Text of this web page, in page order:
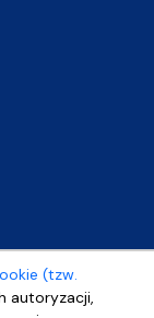
(tzw.
autoryzacji,